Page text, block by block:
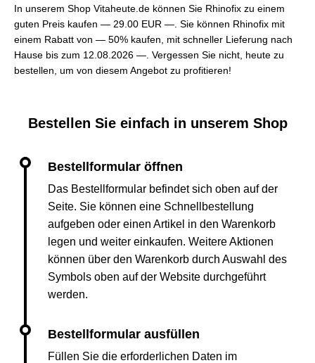
In unserem Shop Vitaheute.de können Sie Rhinofix zu einem
guten Preis kaufen — 29.00 EUR — . Sie können Rhinofix mit
einem Rabatt von — 50% kaufen, mit schneller Lieferung nach
Hause bis zum 12.08.2026 —. Vergessen Sie nicht, heute zu
bestellen, um von diesem Angebot zu profitieren!
Bestellen Sie einfach in unserem Shop
Das Bestellformular befindet sich oben auf der
Seite. Sie können eine Schnellbestellung
aufgeben oder einen Artikel in den Warenkorb
legen und weiter einkaufen. Weitere Aktionen
können über den Warenkorb durch Auswahl des
Symbols oben auf der Website durchgeführt
werden.
Füllen Sie die erforderlichen Daten im